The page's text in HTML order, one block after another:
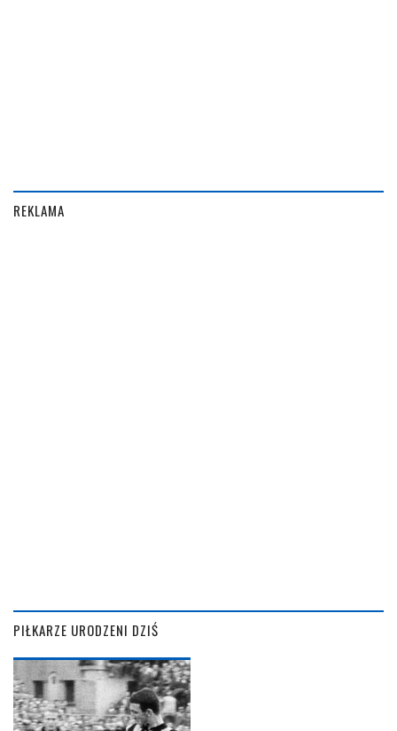
REKLAMA
PIŁKARZE URODZENI DZIŚ